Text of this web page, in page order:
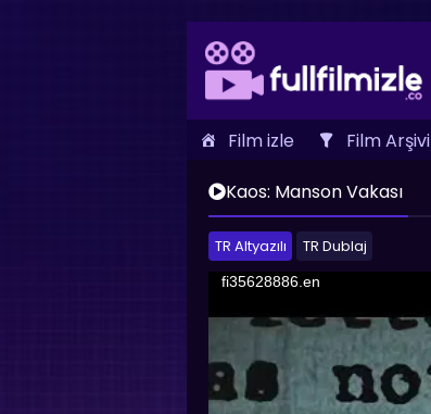
Film izle Film Arşivi
İletişim
Kaos: Manson Vakası
TR Altyazılı TR Dublaj